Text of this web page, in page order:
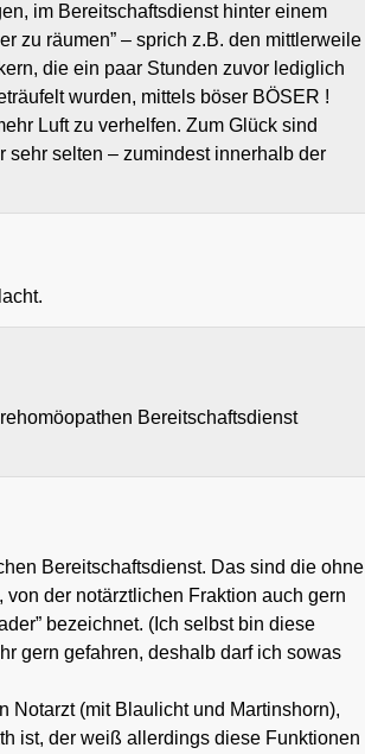
im Bereitschaftsdienst hinter einem
zu räumen” – sprich z.B. den mittlerweile
die ein paar Stunden zuvor lediglich
wurden, mittels böser BÖSER !
Luft zu verhelfen. Zum Glück sind
sehr selten – zumindest innerhalb der
Bereitschaftsdienst
Bereitschaftsdienst. Das sind die ohne
von der notärztlichen Fraktion auch gern
bezeichnet. (Ich selbst bin diese
gern gefahren, deshalb darf ich sowas
Notarzt (mit Blaulicht und Martinshorn),
ist, der weiß allerdings diese Funktionen